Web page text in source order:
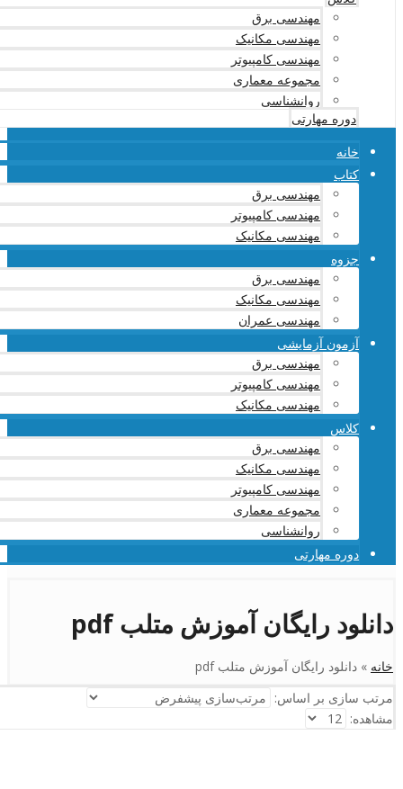
مهندسی برق
مهندسی مکانیک
مهندسی کامپیوتر
مجموعه معماری
روانشناسی
دوره مهارتی
خانه
کتاب
مهندسی برق
مهندسی کامپیوتر
مهندسی مکانیک
جزوه
مهندسی برق
مهندسی مکانیک
مهندسی عمران
آزمون آزمایشی
مهندسی برق
مهندسی کامپیوتر
مهندسی مکانیک
کلاس
مهندسی برق
مهندسی مکانیک
مهندسی کامپیوتر
مجموعه معماری
روانشناسی
دوره مهارتی
دانلود رایگان آموزش متلب pdf
خانه » دانلود رایگان آموزش متلب pdf
مرتب سازی بر اساس:
مشاهده: